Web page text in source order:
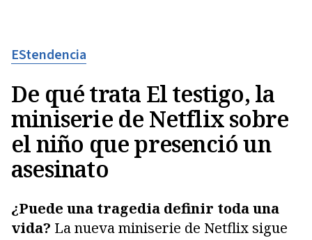
EStendencia
De qué trata El testigo, la
miniserie de Netflix sobre
el niño que presenció un
asesinato
¿Puede una tragedia definir toda una
vida? La nueva miniserie de Netflix sigue